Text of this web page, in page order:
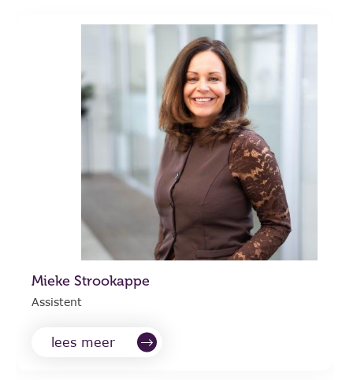
Mieke Strookappe
Assistent
lees meer